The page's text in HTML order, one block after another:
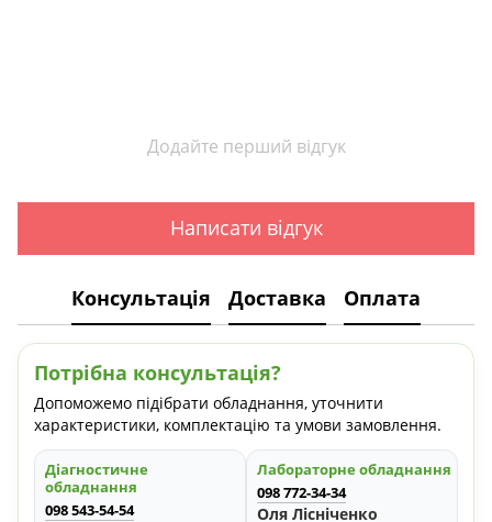
Додайте перший відгук
Написати відгук
Консультація Доставка Оплата
Потрібна консультація?
Допоможемо підібрати обладнання, уточнити
характеристики, комплектацію та умови замовлення.
Діагностичне
обладнання
098 543-54-54
Лабораторне обладнання
098 772-34-34
Оля Лісніченко